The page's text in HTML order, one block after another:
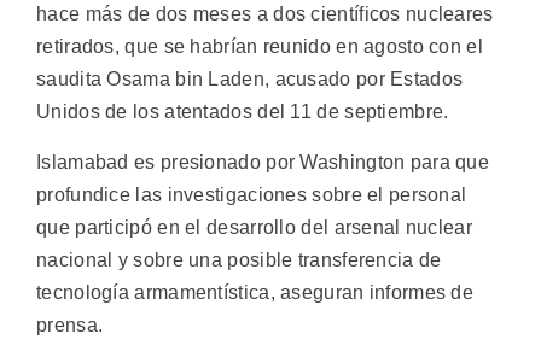
hace más de dos meses a dos científicos nucleares
retirados, que se habrían reunido en agosto con el
saudita Osama bin Laden, acusado por Estados
Unidos de los atentados del 11 de septiembre.
Islamabad es presionado por Washington para que
profundice las investigaciones sobre el personal
que participó en el desarrollo del arsenal nuclear
nacional y sobre una posible transferencia de
tecnología armamentística, aseguran informes de
prensa.